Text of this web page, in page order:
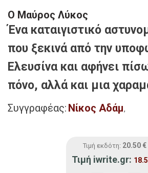
Ο Μαύρος Λύκος
Ένα καταιγιστικό
που ξεκινά από την
Ελευσίνα και αφήνει
πόνο, αλλά και μια
Συγγραφέας: Νίκος Αδάμ,
Τιμή εκδότη: 20.50 €
Τιμή iwrite.gr: